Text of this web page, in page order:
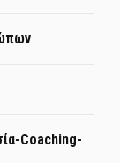
Coaching-